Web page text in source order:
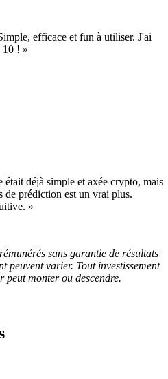
efficace et fun à utiliser. J'ai
10 ! »
déjà simple et axée crypto, mais
de prédiction est un vrai plus.
»
sans garantie de résultats
peuvent varier. Tout investissement
peut monter ou descendre.